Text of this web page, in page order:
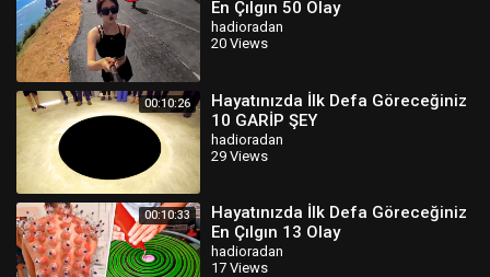
En Çılgın 50 Olay
hadioradan
20 Views
00:10:26
Hayatınızda İlk Defa Göreceğiniz
10 GARİP ŞEY
hadioradan
29 Views
00:10:33
Hayatınızda İlk Defa Göreceğiniz
En Çılgın 13 Olay
hadioradan
17 Views